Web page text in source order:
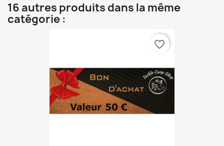
16 autres produits dans la même
catégorie :
favorite_border